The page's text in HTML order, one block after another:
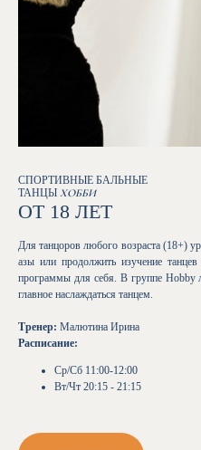
СПОРТИВНЫЕ БАЛЬНЫЕ
ТАНЦЫ ХОББИ
ОТ 18 ЛЕТ
Для танцоров любого возраста (18+)
азы или продолжить изучение танцев
программы для себя. В группе Hobby
главное наслаждаться танцем.
Тренер: Малютина Ирина
Расписание:
Ср/Сб 11:00-12:00
Вт/Чт 20:15 - 21:15